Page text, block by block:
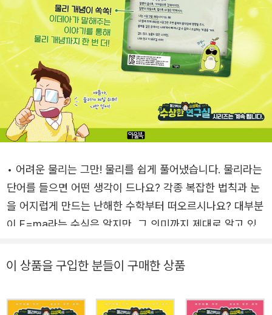
• 어려운 물리는 그만! 물리를 쉽게 풀어냈습니다. 물리라는
단어를 들으면 어떤 생각이 드나요? 각종 복잡한 법칙과 눈
을 어지럽게 만드는 난해한 수학부터 떠오르시나요? 대부분
이 F=ma라는 수식은 알지만, 그 의미까지 제대로 알고 있
가요? 이쯤 되면 손사래를 치며, 그걸 왜 알아야 하냐고 반
아닙니다. 물리는 우리의 일상 속에 있습니다. 사실 우리가
이 상품을 구입한 분들이 구매한 상품